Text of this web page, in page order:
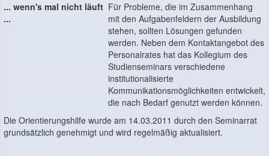
... wenn's mal nicht läuft
...
Für Probleme, die im Zusammenhang
mit den Aufgabenfeldern der Ausbildung
stehen, sollten Lösungen gefunden
werden. Neben dem Kontaktangebot des
Personalrates hat das Kollegium des
Studienseminars verschiedene
institutionalisierte
Kommunikationsmöglichkeiten entwickelt,
die nach Bedarf genutzt werden können.
Die Orientierungshilfe wurde am 14.03.2011 durch den Seminarrat
grundsätzlich genehmigt und wird regelmäßig aktualisiert.